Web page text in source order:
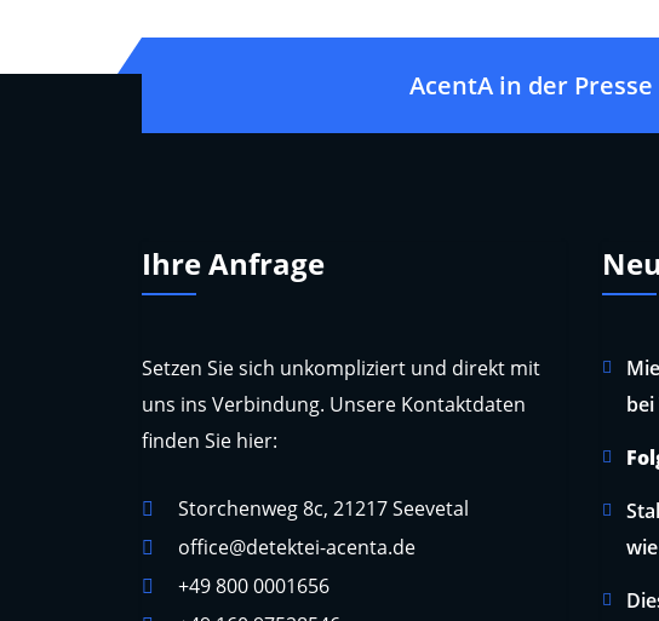
AcentA in der Presse
Ihre Anfrage
Setzen Sie sich unkompliziert und direkt mit
uns ins Verbindung. Unsere Kontaktdaten
finden Sie hier:
Storchenweg 8c, 21217 Seevetal
office@detektei-acenta.de
+49 800 0001656